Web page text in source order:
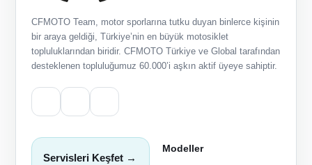
CFMOTO Team, motor sporlarına tutku duyan binlerce kişinin
bir araya geldiği, Türkiye’nin en büyük motosiklet
topluluklarından biridir. CFMOTO Türkiye ve Global tarafından
desteklenen topluluğumuz 60.000’i aşkın aktif üyeye sahiptir.
Servisleri Keşfet →
Modeller